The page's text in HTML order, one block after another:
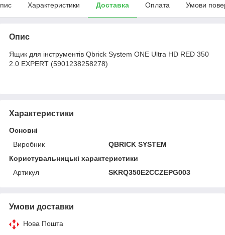
Характеристики Доставка Оплата Умови
Опис
Ящик для інструментів Qbrick System ONE Ultra HD RED 350
2.0 EXPERT (5901238258278)
Характеристики
Основні
Виробник
QBRICK SYSTEM
Користувальницькі характеристики
Артикул
SKRQ350E2CCZEPG003
Умови доставки
Нова Пошта